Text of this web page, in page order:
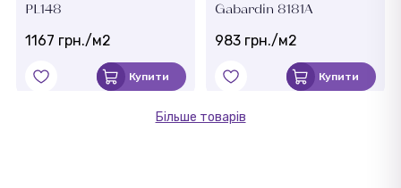
PL148
1167 грн./м2
Купити
Gabardin 8181A
983 грн./м2
Купити
Більше товарів